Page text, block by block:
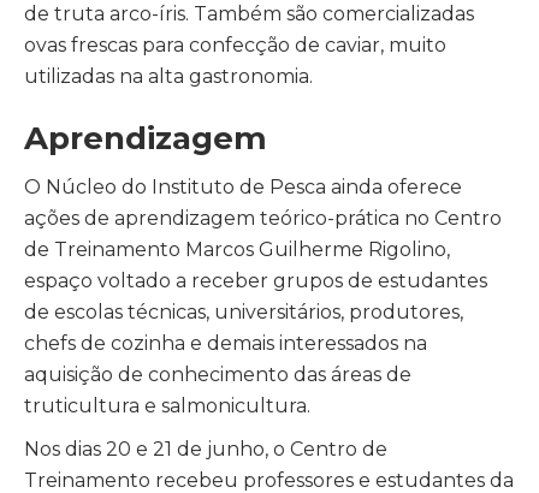
de truta arco-íris. Também são comercializadas
ovas frescas para confecção de caviar, muito
utilizadas na alta gastronomia.
Aprendizagem
O Núcleo do Instituto de Pesca ainda oferece
ações de aprendizagem teórico-prática no Centro
de Treinamento Marcos Guilherme Rigolino,
espaço voltado a receber grupos de estudantes
de escolas técnicas, universitários, produtores,
chefs de cozinha e demais interessados na
aquisição de conhecimento das áreas de
truticultura e salmonicultura.
Nos dias 20 e 21 de junho, o Centro de
Treinamento recebeu professores e estudantes da